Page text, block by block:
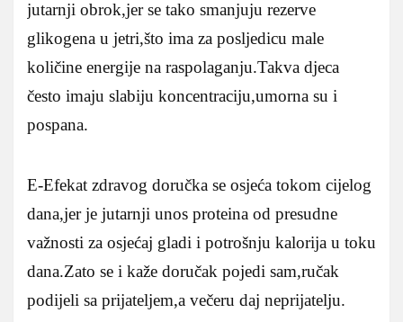
jutarnji obrok,jer se tako smanjuju rezerve
glikogena u jetri,što ima za posljedicu male
količine energije na raspolaganju.Takva djeca
često imaju slabiju koncentraciju,umorna su i
pospana.
E-Efekat zdravog doručka se osjeća tokom cijelog
dana,jer je jutarnji unos proteina od presudne
važnosti za osjećaj gladi i potrošnju kalorija u toku
dana.Zato se i kaže doručak pojedi sam,ručak
podijeli sa prijateljem,a večeru daj neprijatelju.